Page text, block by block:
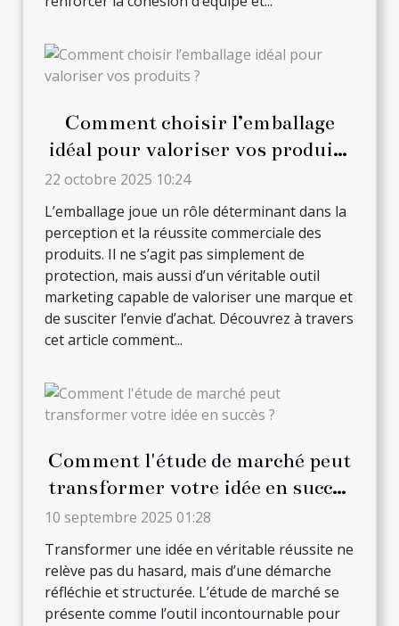
Comment choisir l’emballage
idéal pour valoriser vos produits
22 octobre 2025 10:24
L’emballage joue un rôle déterminant dans la
perception et la réussite commerciale des
produits. Il ne s’agit pas simplement de
protection, mais aussi d’un véritable outil
marketing capable de valoriser une marque et
de susciter l’envie d’achat. Découvrez à travers
cet article comment...
Comment l'étude de marché peut
transformer votre idée en succès
?
10 septembre 2025 01:28
Transformer une idée en véritable réussite ne
relève pas du hasard, mais d’une démarche
réfléchie et structurée. L’étude de marché se
présente comme l’outil incontournable pour